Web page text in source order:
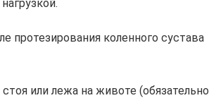
протезирования коленного сустава
или лежа на животе (обязательно